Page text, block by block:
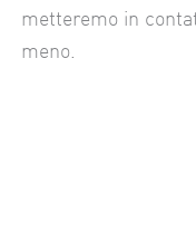
metteremo in
meno.